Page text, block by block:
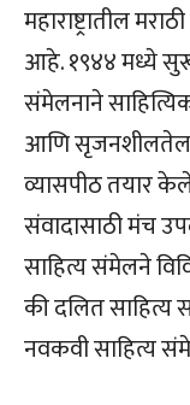
महाराष्ट्रातील
आहे. १९४४ मध्ये सुरू
संमेलनाने
आणि सृजनशीलतेला
व्यासपीठ तयार
संवादासाठी मंच
साहित्य संमेलने
की दलित साहित्य
नवकवी साहित्य